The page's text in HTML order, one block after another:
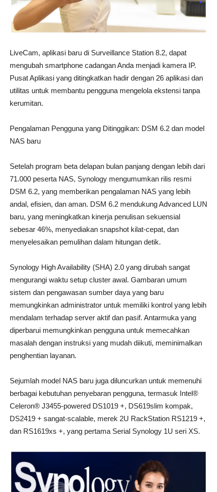
LiveCam, aplikasi baru di Surveillance Station 8.2, dapat
mengubah smartphone cadangan Anda menjadi kamera IP.
Pusat Aplikasi yang ditingkatkan hadir dengan 26 aplikasi dan
utilitas untuk membantu pengguna mengelola ekstensi tanpa
kerumitan.
Pengalaman Pengguna yang Ditinggikan: DSM 6.2 dan model
NAS baru
Setelah program beta delapan bulan panjang dengan lebih dari
71.000 peserta NAS, Synology mengumumkan rilis resmi
DSM 6.2, yang memberikan pengalaman NAS yang lebih
andal, efisien, dan aman. DSM 6.2 mendukung Advanced LUN
baru, yang meningkatkan kinerja penulisan sekuensial
sebesar 46%, menyediakan snapshot kilat-cepat, dan
menyelesaikan pemulihan dalam hitungan detik.
Synology High Availability (SHA) 2.0 yang dirubah sangat
mengurangi waktu setup cluster awal. Gambaran umum
sistem dan pengawasan sumber daya yang baru
memungkinkan administrator untuk memiliki kontrol yang lebih
mendalam terhadap server aktif dan pasif. Antarmuka yang
diperbarui memungkinkan pengguna untuk memecahkan
masalah dengan instruksi yang mudah diikuti, meminimalkan
penghentian layanan.
Sejumlah model NAS baru juga diluncurkan untuk memenuhi
berbagai kebutuhan penyebaran pengguna, termasuk Intel®
Celeron® J3455-powered DS1019 +, DS619slim kompak,
DS2419 + sangat-scalable, merek 2U RackStation RS1219 +,
dan RS1619xs +, yang pertama Serial Synology 1U seri XS.